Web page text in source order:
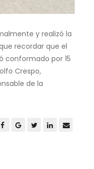
y realizó la
recordar que el
conformado por 15
Crespo,
de la